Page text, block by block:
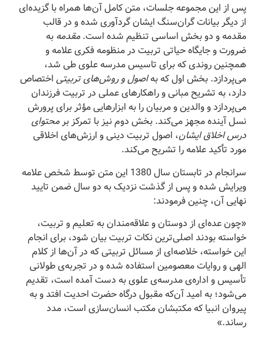
پس از این مجموعه جلسات، متن کامل آن‌ها همراه با گزیده‌ای
از دیگر بیانات گران‌سنگ ایشان گردآوری شده و در قالب
مقدمه و دو بخش اساسی تنظیم شده است. مقدمه به
ضرورت و جایگاه حیاتی تربیت در منظومه فکری علامه و
همچنین روندی که برای تاسیس مدرسه علوی طی شد،
می‌پردازد. بخش اول که بهاصول و روش‌های تربیتی اختصاص
دارد، به تشریح مبانی و راهکارهای عملی در تربیت فرزندان
می‌پردازد و والدین و مربیان را به ابزارهایی مؤثر برای پرورش
نسل آینده مجهز می‌کند. بخش دوم نیز با تمرکز برمحتوای
درس اخلاق ایشان، اصول تربیت دینی و ارزش‌های اخلاقی
مورد تأکید علامه را تشریح می‌کند.
سرانجام در تابستان سال 1380 این متن توسط شخص علامه
ویرایش شده و پس از گذشت نزدیک به دو سال ضمن تایید
نهایی آن، چنین فرمودند:
«چون عده‌ای از دوستان و علاقه‌مندان به تعلیم و تربیت،
خواسته بودند اصلی‌ترین نکات تربیت بیان شود، برای انجام
این خواسته، خلاصه‌ای از مسائل تربیتی که در آن‌ها از کلام
الهی و روایات معصومین استفاده شده و در تجربه‌ی طولانی
تأسیس و اداره‌ی مدرسه‌ی علوی به دست آمده است، تقدیم
می‌شود؛ به امید آن‌که مقبول درگاه حضرت احدیت افتد و به
پیروان انبیا که مکتبشان مکتب انسان‌سازی است، مدد
رساند.»